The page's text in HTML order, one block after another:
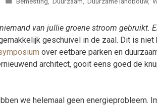
van jullie groene stroom gebruikt.
geschuivel in de zaal. Dit is
over eetbare parken en
architect, gooit eens goed de
we helemaal geen energieprobleem.